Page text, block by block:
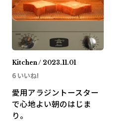
Kitchen / 2023.11.01
6 いいね!
愛用アラジントースター
で心地よい朝のはじま
り。